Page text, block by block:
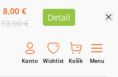
8,00 €
10,00 €
Detail
Konto Wishlist Košík Menu